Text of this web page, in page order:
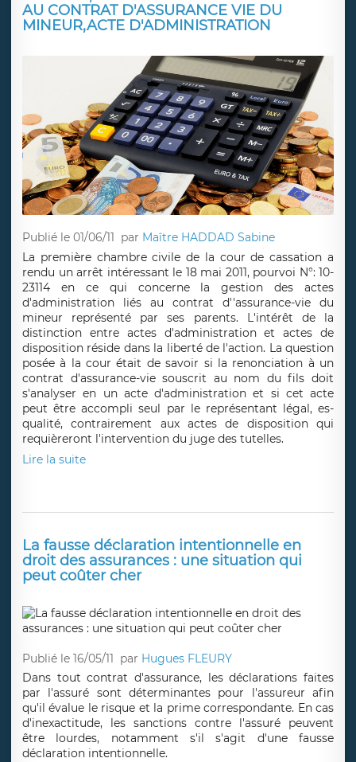
AU CONTRAT D'ASSURANCE VIE DU
MINEUR,ACTE D'ADMINISTRATION
Publié le 01/06/11 par Maître HADDAD Sabine
La première chambre civile de la cour de cassation a
rendu un arrêt intéressant le 18 mai 2011, pourvoi N°: 10-
23114 en ce qui concerne la gestion des actes
d'administration liés au contrat d''assurance-vie du
mineur représenté par ses parents. L'intérêt de la
distinction entre actes d'administration et actes de
disposition réside dans la liberté de l'action. La question
posée à la cour était de savoir si la renonciation à un
contrat d'assurance-vie souscrit au nom du fils doit
s'analyser en un acte d'administration et si cet acte
peut être accompli seul par le représentant légal, es-
qualité, contrairement aux actes de disposition qui
requièreront l'intervention du juge des tutelles.
Lire la suite
La fausse déclaration intentionnelle en
droit des assurances : une situation qui
peut coûter cher
Publié le 16/05/11 par Hugues FLEURY
Dans tout contrat d'assurance, les déclarations faites
par l'assuré sont déterminantes pour l'assureur afin
qu'il évalue le risque et la prime correspondante. En cas
d'inexactitude, les sanctions contre l'assuré peuvent
être lourdes, notamment s'il s'agit d'une fausse
déclaration intentionnelle.